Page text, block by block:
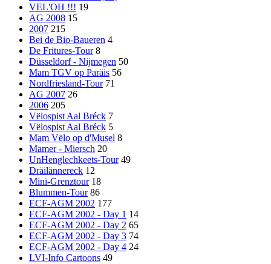
VEL'OH !!! 19
AG 2008 15
2007 215
Bei de Bio-Baueren 4
De Fritures-Tour 8
Düsseldorf - Nijmegen 50
Mam TGV op Paräis 56
Nordfriesland-Tour 71
AG 2007 26
2006 205
Vëlospist Aal Bréck 7
Vëlospist Aal Bréck 5
Mam Vëlo op d'Musel 8
Mamer - Miersch 20
UnHenglechkeets-Tour 49
Dräilännereck 12
Mini-Grenztour 18
Blummen-Tour 86
ECF-AGM 2002 177
ECF-AGM 2002 - Day 1 14
ECF-AGM 2002 - Day 2 65
ECF-AGM 2002 - Day 3 74
ECF-AGM 2002 - Day 4 24
LVI-Info Cartoons 49